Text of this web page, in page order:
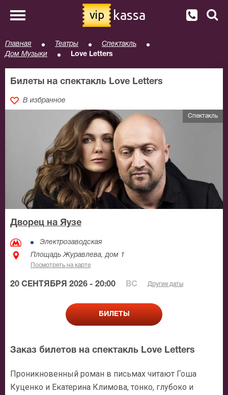
vip kassa
Главная Театры
Спектакль
Дом Музыки
Love Letters
Билеты на спектакль Love Letters
В избранное
Спектакль
Дворец на Яузе
Электрозаводская
Площадь Журавлева, дом 1
Посмотреть на карте
20 СЕНТЯБРЯ 2026 - 20:00 ВС Другие даты
БИЛЕТЫ
Заказ билетов на спектакль Love Letters
Проникновенный роман в письмах читают Гоша
Куценко и Екатерина Климова, тонко, глубоко и